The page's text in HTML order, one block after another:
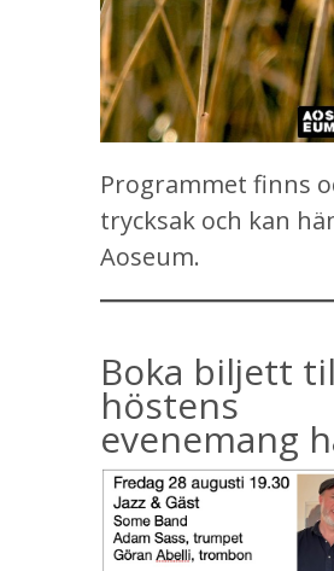
Programmet finns
trycksak och kan
Aoseum.
Boka biljett
höstens
evenemang